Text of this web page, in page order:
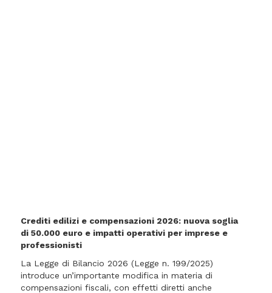
Crediti edilizi e compensazioni 2026: nuova soglia
di 50.000 euro e impatti operativi per imprese e
professionisti
La Legge di Bilancio 2026 (Legge n. 199/2025)
introduce un’importante modifica in materia di
compensazioni fiscali, con effetti diretti anche